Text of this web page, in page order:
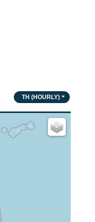
TH (HOURLY)